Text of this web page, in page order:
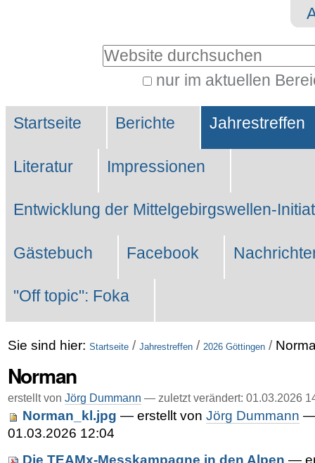
Direkt
zur
Navigation
Website durchsuchen
nur im aktuellen
Suche…
Sektionen
Startseite Berichte Jahrestreffen
Literatur Impressionen
Entwicklung der Mittelgebirgswellen-
Gästebuch Facebook
"Off topic": Foka
Sie sind hier: Startseite / Jahrestreffen / 2026 Göttingen /
Norman
erstellt von Jörg Dummann — zuletzt verändert: 01.03.2026
Norman_kl.jpg — erstellt von Jörg Dummann —
01.03.2026 12:04
Die TEAMx-Messkampagne in den Alpen —